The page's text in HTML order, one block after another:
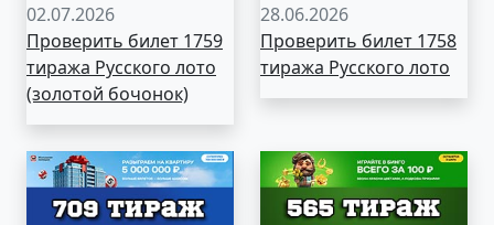
02.07.2026
Проверить билет 1759
тиража Русского лото
(золотой бочонок)
28.06.2026
Проверить билет 1758
тиража Русского лото